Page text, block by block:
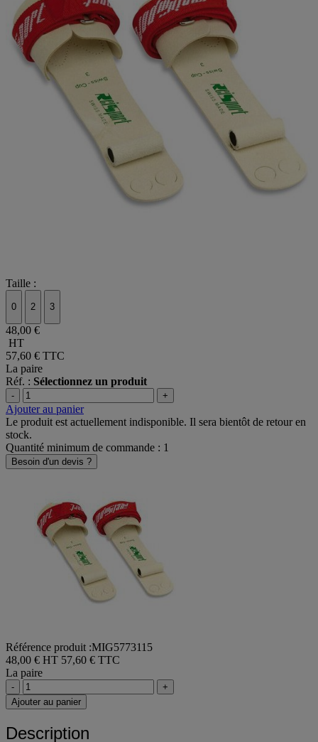
Taille :
48,00 €
HT
57,60 €
La paire
Réf. :Sélectionnez un produit
-
Ajouter au panier
Le produit est actuellement indisponible. Il sera bientôt de retour en
stock.
Quantité minimum de commande : 1
Référence produit :MIG5773115
48,00 € HT
La paire
-